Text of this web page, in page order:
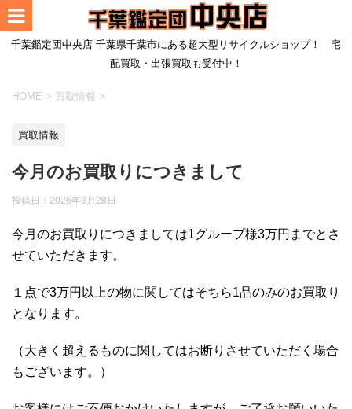
千葉鑑定団中央店 千葉県千葉市にある超大型リサイクルショップ！ 宅
配買取・出張買取も受付中！
HOME > 買取情報 >
買取情報
今月のお買取りにつきまして
投稿日：2026年3月28日
今月のお買取りにつきましては1グループ様3万円までとさ
せていただきます。
１点で3万円以上の物に関してはそちら1品のみのお買取り
となります。
（大きく超えるものに関してはお断りさせていただく場合
もございます。）